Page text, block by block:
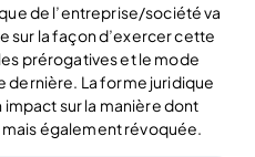
de l’entreprise/société va
sur la façon d’exercer cette
prérogatives et le mode
dernière. La forme juridique
impact sur la manière dont
également révoquée.